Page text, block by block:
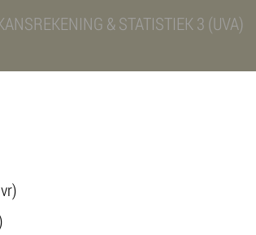
& STATISTIEK 3 (UVA)